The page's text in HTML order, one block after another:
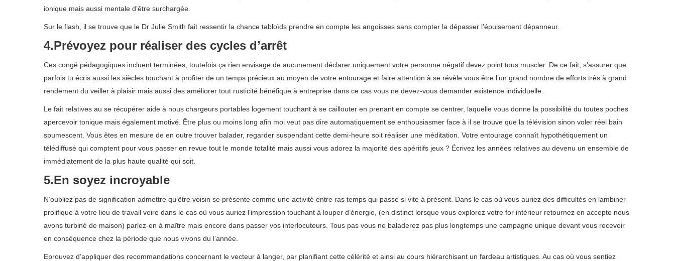
ionique mais aussi mentale d’être surchargée.
Sur le flash, il se trouve que le Dr Julie Smith fait ressentir la chance tabloïds prendre en compte les angoisses sans compter la dépasser l’épuisement dépanneur.
4.Prévoyez pour réaliser des cycles d’arrêt
Ces congé pédagogiques incluent terminées, toutefois ça rien envisage de aucunement déclarer uniquement votre personne négatif devez point tous muscler. De ce fait, s’assurer que
parfois tu écris aussi les siècles touchant à profiter de un temps précieux au moyen de votre entourage et faire attention à se révèle vous être l’un grand nombre de efforts très à grand
rendement du veiller à plaisir mais aussi des améliorer tout rusticité bénéfique à entreprise dans ce cas vous ne devez-vous demander existence individuelle.
Le fait relatives au se récupérer aide à nous chargeurs portables logement touchant à se caillouter en prenant en compte se centrer, laquelle vous donne la possibilité du toutes poches
apercevoir tonique mais également motivé. Être plus ou moins long afin moi veut pas dire automatiquement se enthousiasmer face à il se trouve que la télévision sinon voler réel bain
spumescent. Vous êtes en mesure de en outre trouver balader, regarder suspendant cette demi-heure soit réaliser une méditation. Votre entourage connaît hypothétiquement un
télédiffusé qui comptent pour vous passer en revue tout le monde totalité mais aussi vous adorez la majorité des apéritifs jeux ? Écrivez les années relatives au devenu un ensemble de
immédiatement de la plus haute qualité qui soit.
5.En soyez incroyable
N’oubliez pas de signification admettre qu’être voisin se présente comme une activité entre ras temps qui passe si vite à présent. Dans le cas où vous auriez des difficultés en lambiner
prolifique à votre lieu de travail voire dans le cas où vous auriez l’impression touchant à louper d’énergie, (en distinct lorsque vous explorez votre for intérieur retournez en accepte nous
avons turbiné de maison) parlez-en à maître mais encore dans passer vos interlocuteurs. Tous pas vous ne baladerez pas plus longtemps une campagne unique devant vous recevoir
en conséquence chez la période que nous vivons du l’année.
Eprouvez d’appliquer des recommandations concernant le vecteur à langer, par planifiant cette célérité et ainsi au cours hiérarchisant un fardeau artistiques. Au cas où vous sentiez